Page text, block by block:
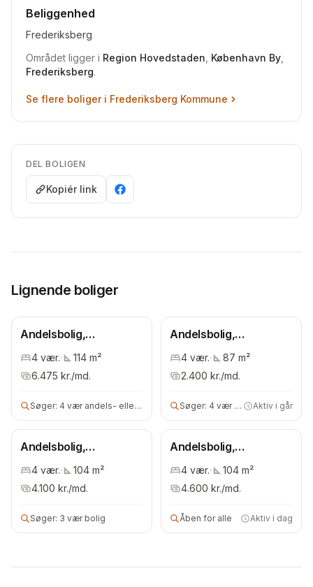
Beliggenhed
Frederiksberg
Området ligger i Region Hovedstaden København By
Frederiksberg.
Se flere boliger i Frederiksberg Kommune
DEL BOLIGEN
Kopiér link
Lignende boliger
Andelsbolig,
Frederiksberg
4 vær.· 114 m²
6.475 kr./md.
Søger: 4 vær andels- eller ejerbolig
Andelsbolig,
Frederiksberg
4 vær.· 87 m²
2.400 kr./md.
Søger: 4 vær andelsbolig Aktiv i går
Andelsbolig,
Frederiksberg
4 vær.· 104 m²
4.100 kr./md.
Søger: 3 vær bolig
Andelsbolig,
Frederiksberg
4 vær.· 104 m²
4.600 kr./md.
Åben for alle Aktiv i dag